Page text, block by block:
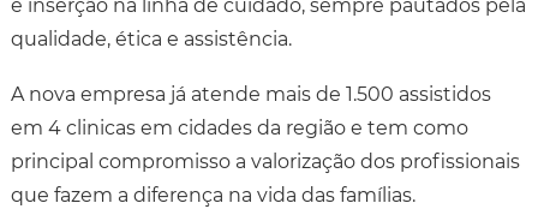
e inserção na linha de cuidado, sempre pautados pela
qualidade, ética e assistência.
A nova empresa já atende mais de 1.500 assistidos
em 4 clinicas em cidades da região e tem como
principal compromisso a valorização dos profissionais
que fazem a diferença na vida das famílias.